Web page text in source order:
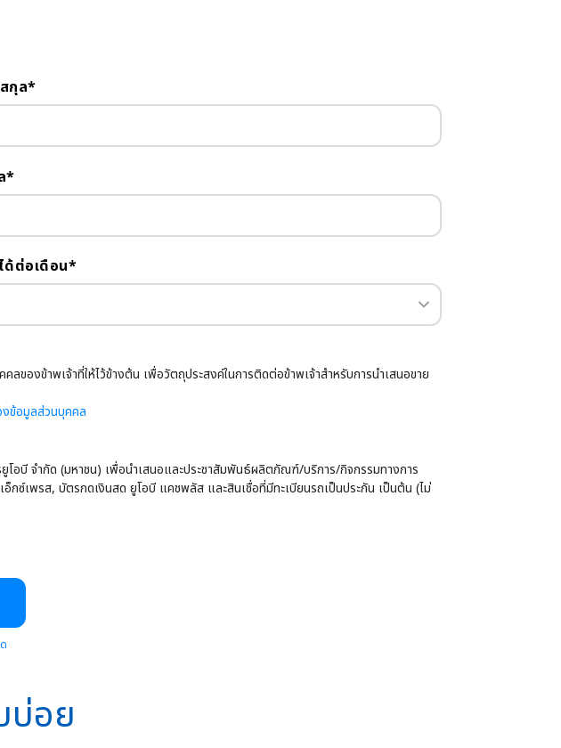
กุล*
*
ด้ต่อเดือน*
ของข้าพเจ้าที่ให้ไว้ข้างต้น เพื่อวัตถุประสงค์ในการติดต่อข้าพเจ้าสำหรับการนำเสนอขาย
ข้อมูลส่วนบุคคล
โอบี จำกัด (มหาชน) เพื่อนำเสนอและประชาสัมพันธ์ผลิตภัณฑ์/บริการ/กิจกรรมทางการ
ซ์เพรส, บัตรกดเงินสด ยูโอบี แคชพลัส และสินเชื่อที่มีทะเบียนรถเป็นประกัน เป็นต้น (ไม่
บ่อย